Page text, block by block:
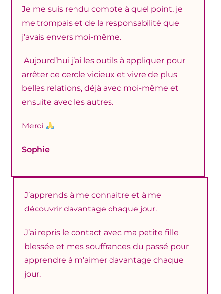
Je me suis rendu compte à quel point, je
me trompais et de la responsabilité que
j’avais envers moi-même.
Aujourd’hui j’ai les outils à appliquer pour
arrêter ce cercle vicieux et vivre de plus
belles relations, déjà avec moi-même et
ensuite avec les autres.
Merci
Sophie
J’apprends à me connaitre et à me
découvrir davantage chaque jour.
J’ai repris le contact avec ma petite fille
blessée et mes souffrances du passé pour
apprendre à m’aimer davantage chaque
jour.